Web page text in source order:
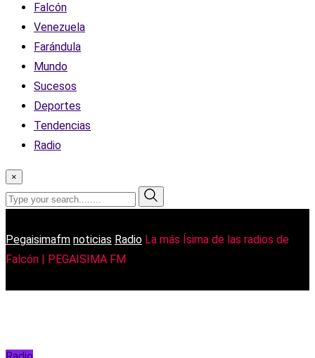
Falcón
Venezuela
Farándula
Mundo
Sucesos
Deportes
Tendencias
Radio
×
Pegaisimafm noticias Radio La más Ísima de las radios de
Falcón | PEGAISIMA FM